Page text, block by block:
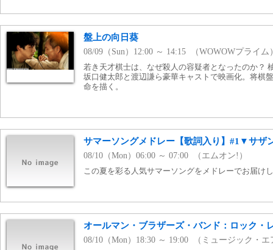
盤上の向日葵
08/09（Sun）12:00 ～ 14:15 （WOWOWプライム
若き天才棋士は、なぜ殺人の容疑者となったのか？
坂口健太郎と渡辺謙ら豪華キャストで映画化。将棋
命を描く。
サマーソングメドレー【歌詞入り】#1▼サザ
08/10（Mon）06:00 ～ 07:00 （エムオン!）
この夏を彩る人気サマーソングをメドレーでお届け
オールマン・ブラザーズ・バンド：ロック・
08/10（Mon）18:30 ～ 19:00 （ミュージック・エ